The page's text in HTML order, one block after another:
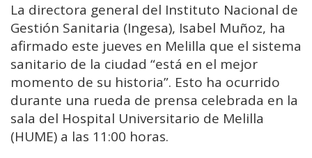
La directora general del Instituto Nacional de
Gestión Sanitaria (Ingesa), Isabel Muñoz, ha
afirmado este jueves en Melilla que el sistema
sanitario de la ciudad “está en el mejor
momento de su historia”. Esto ha ocurrido
durante una rueda de prensa celebrada en la
sala del Hospital Universitario de Melilla
(HUME) a las 11:00 horas.